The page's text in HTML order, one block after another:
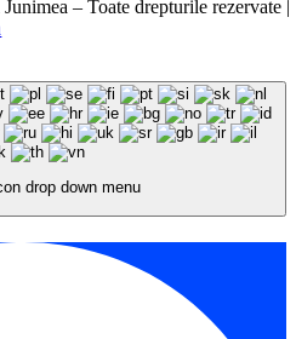
– Toate drepturile rezervate |